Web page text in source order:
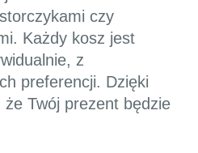
czy
Każdy kosz jest
z
preferencji. Dzięki
Twój prezent będzie